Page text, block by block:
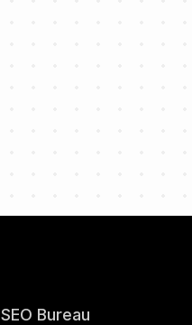
SEO Bureau